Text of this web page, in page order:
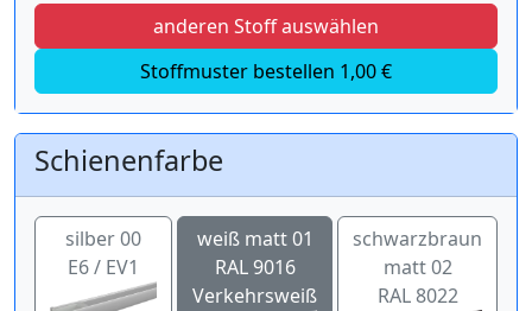
anderen Stoff auswählen
Stoffmuster bestellen 1,00 €
Schienenfarbe
silber 00
E6 / EV1
weiß matt 01
RAL 9016
Verkehrsweiß
schwarzbraun
matt 02
RAL 8022